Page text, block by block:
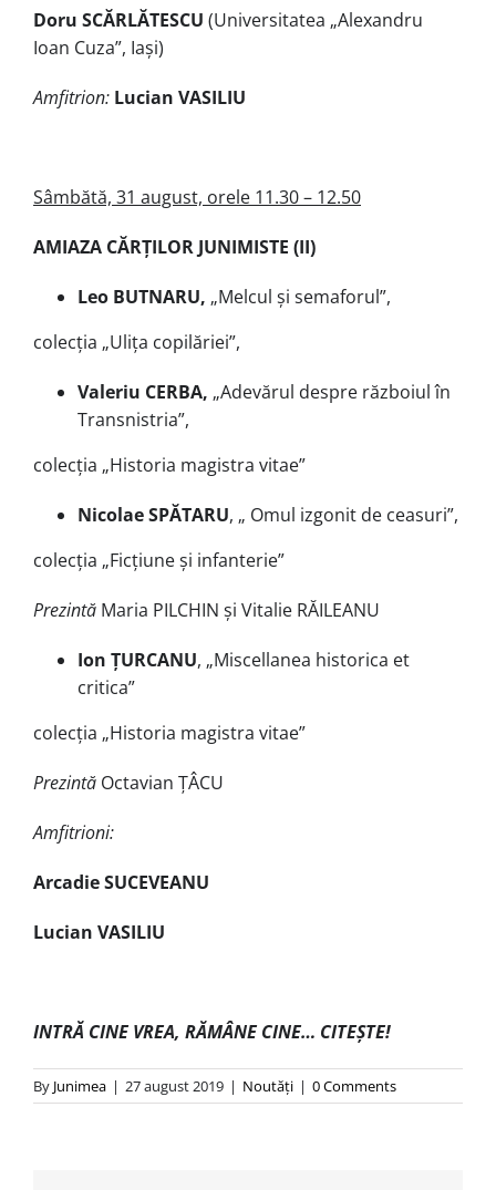
Doru SCĂRLĂTESCU (Universitatea „Alexandru
Ioan Cuza”, Iași)
Amfitrion: Lucian VASILIU
Sâmbătă, 31 august, orele 11.30 – 12.50
AMIAZA CĂRȚILOR JUNIMISTE (II)
Leo BUTNARU, „Melcul și semaforul”,
colecţia „Ulița copilăriei”,
Valeriu CERBA, „Adevărul despre războiul în
Transnistria”,
colecția „Historia magistra vitae”
Nicolae SPĂTARU, „ Omul izgonit de ceasuri”,
colecţia „Ficțiune și infanterie”
Prezintă Maria PILCHIN și Vitalie RĂILEANU
Ion ȚURCANU, „Miscellanea historica et
critica”
colecția „Historia magistra vitae”
Prezintă Octavian ȚÂCU
Amfitrioni:
Arcadie SUCEVEANU
Lucian VASILIU
INTRĂ CINE VREA, RĂMÂNE CINE… CITEŞTE!
By Junimea | 27 august 2019 | Noutăţi | 0 Comments